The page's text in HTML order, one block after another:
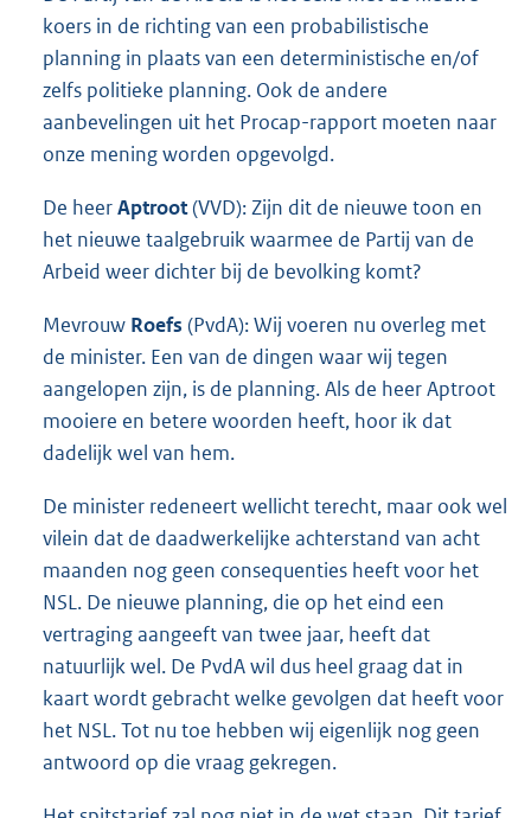
koers in de richting van een probabilistische
planning in plaats van een deterministische en/of
zelfs politieke planning. Ook de andere
aanbevelingen uit het Procap-rapport moeten naar
onze mening worden opgevolgd.
De heerAptroot(VVD): Zijn dit de nieuwe toon en
het nieuwe taalgebruik waarmee de Partij van de
Arbeid weer dichter bij de bevolking komt?
Mevrouw Roefs (PvdA): Wij voeren nu overleg met
de minister. Een van de dingen waar wij tegen
aangelopen zijn, is de planning. Als de heer Aptroot
mooiere en betere woorden heeft, hoor ik dat
dadelijk wel van hem.
De minister redeneert wellicht terecht, maar ook wel
vilein dat de daadwerkelijke achterstand van acht
maanden nog geen consequenties heeft voor het
NSL. De nieuwe planning, die op het eind een
vertraging aangeeft van twee jaar, heeft dat
natuurlijk wel. De PvdA wil dus heel graag dat in
kaart wordt gebracht welke gevolgen dat heeft voor
het NSL. Tot nu toe hebben wij eigenlijk nog geen
antwoord op die vraag gekregen.